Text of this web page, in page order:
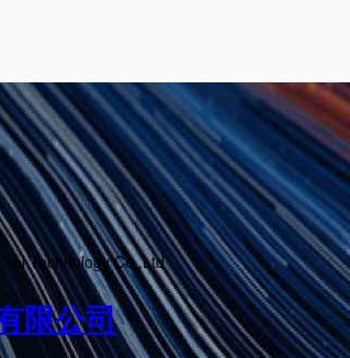
Technology Co.,Ltd
限公司